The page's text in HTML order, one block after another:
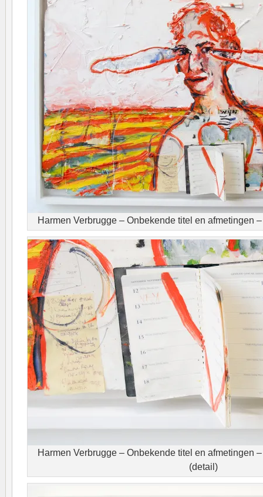
Harmen Verbrugge – Onbekende titel en afmetingen
Harmen Verbrugge – Onbekende titel en afmetingen
(detail)